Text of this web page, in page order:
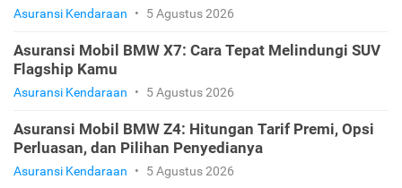
Asuransi Kendaraan • 5 Agustus 2026
Asuransi Mobil BMW X7: Cara Tepat Melindungi SUV
Flagship Kamu
Asuransi Kendaraan • 5 Agustus 2026
Asuransi Mobil BMW Z4: Hitungan Tarif Premi, Opsi
Perluasan, dan Pilihan Penyedianya
Asuransi Kendaraan • 5 Agustus 2026